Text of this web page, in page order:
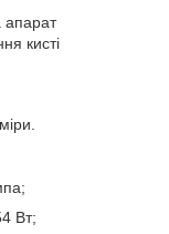
апарат
кисті
Вт;